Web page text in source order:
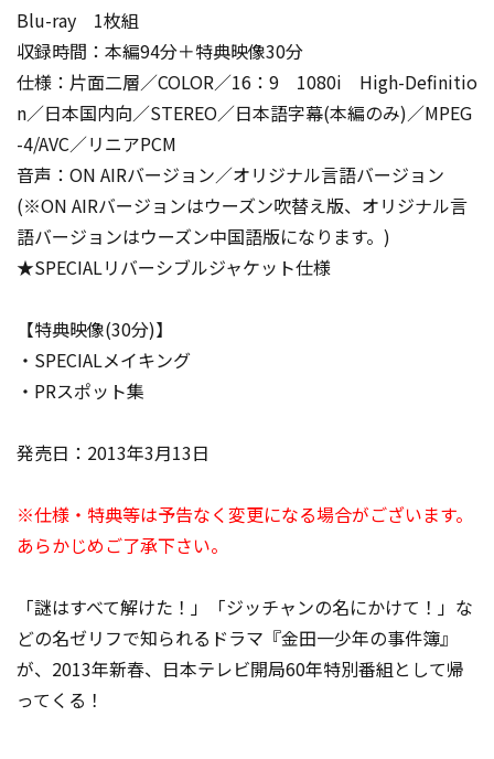
Blu-ray 1枚組
収録時間：本編94分＋特典映像30分
仕様：片面二層／COLOR／16：9 1080i High-Definitio
n／日本国内向／STEREO／日本語字幕(本編のみ)／MPEG
-4/AVC／リニアPCM
音声：ON AIRバージョン／オリジナル言語バージョン
(※ON AIRバージョンはウーズン吹替え版、オリジナル言
語バージョンはウーズン中国語版になります。)
★SPECIALリバーシブルジャケット仕様
【特典映像(30分)】
・SPECIALメイキング
・PRスポット集
発売日：2013年3月13日
※仕様・特典等は予告なく変更になる場合がございます。
あらかじめご了承下さい。
「謎はすべて解けた！」「ジッチャンの名にかけて！」な
どの名ゼリフで知られるドラマ『金田一少年の事件簿』
が、2013年新春、日本テレビ開局60年特別番組として帰
ってくる！